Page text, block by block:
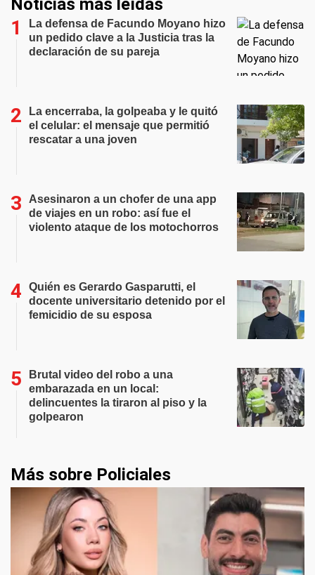
Noticias más leídas
La defensa de Facundo Moyano hizo
un pedido clave a la Justicia tras la
declaración de su pareja
La encerraba, la golpeaba y le quitó
el celular: el mensaje que permitió
rescatar a una joven
Asesinaron a un chofer de una app
de viajes en un robo: así fue el
violento ataque de los motochorros
Quién es Gerardo Gasparutti, el
docente universitario detenido por el
femicidio de su esposa
Brutal video del robo a una
embarazada en un local:
delincuentes la tiraron al piso y la
golpearon
Más sobre Policiales